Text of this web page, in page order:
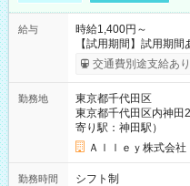
給与
時給1,400円～
【試用期間】試用期
給与は本採用時と同じ
交通費別途支給あり
勤務地
東京都千代田区
東京都千代田区内神田
寄り駅：神田駅）
Ａｌｌｅｙ株式会社
勤務時間
シフト制